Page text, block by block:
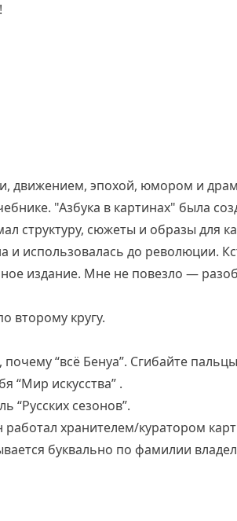
движением, эпохой, юмором и
"Азбука в картинах" была
структуру, сюжеты и образы для
использовалась до революции.
издание. Мне не повезло —
второму кругу.
“всё Бенуа”. Сгибайте
“Мир искусства” .
сезонов”.
хранителем/куратором
буквально по фамилии